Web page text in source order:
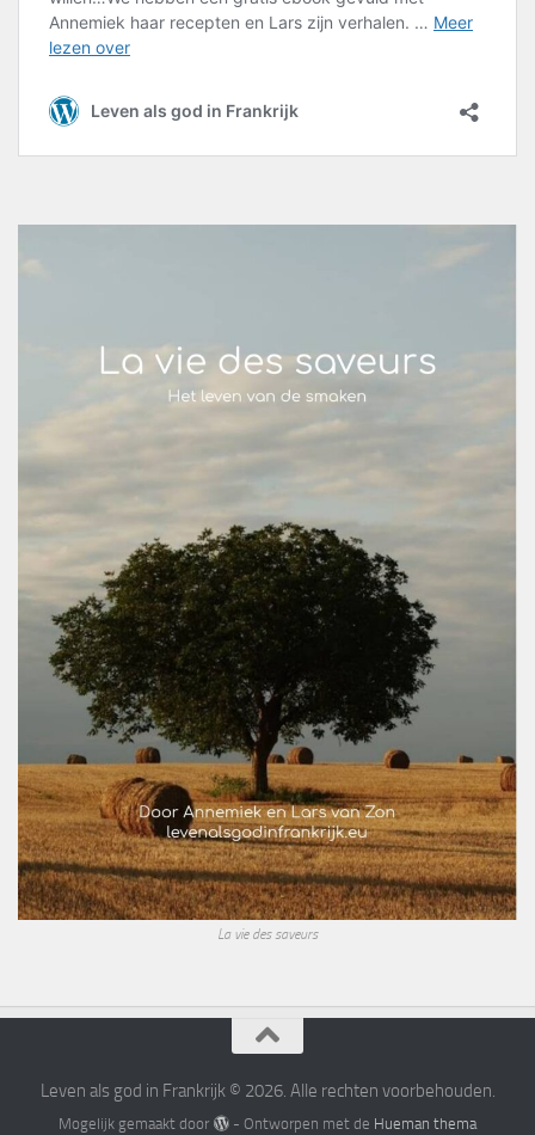
La vie des saveurs
Leven als god in Frankrijk © 2026. Alle rechten voorbehouden.
Mogelijk gemaakt door - Ontworpen met de Hueman thema